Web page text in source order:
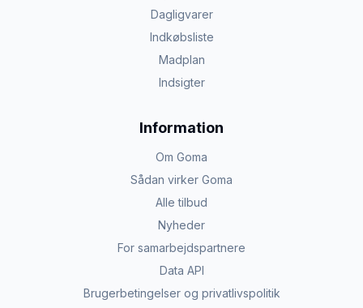
Dagligvarer
Indkøbsliste
Madplan
Indsigter
Information
Om Goma
Sådan virker Goma
Alle tilbud
Nyheder
For samarbejdspartnere
Data API
Brugerbetingelser og privatlivspolitik